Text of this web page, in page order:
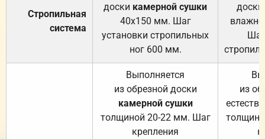
Стропильная
система
доски камерной сушки
40х150 мм. Шаг
установки стропильных
ног 600 мм.
доски
Выполняется
из обрезной доски
камерной сушки
толщиной 20-22 мм. Шаг
крепления
из